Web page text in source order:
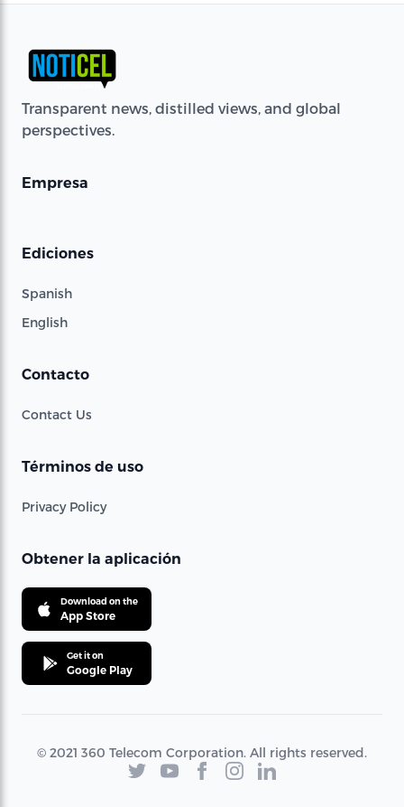
Transparent news, distilled views, and global
perspectives.
Empresa
Ediciones
Spanish
English
Contacto
Contact Us
Términos de uso
Privacy Policy
Obtener la aplicación
Download on the
App Store
Get it on
Google Play
© 2021 360 Telecom Corporation. All rights reserved.